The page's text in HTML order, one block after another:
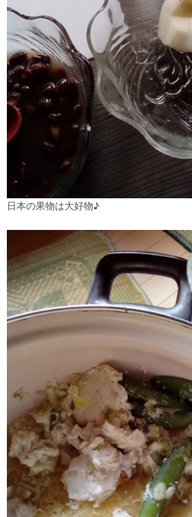
日本の果物は大好物♪